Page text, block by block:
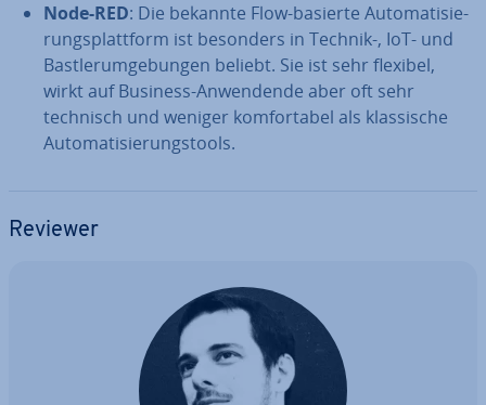
Node-RED: Die bekannte Flow-basierte Au­to­ma­ti­sie­
rungs­platt­form ist besonders in Technik-, IoT- und
Bast­ler­um­ge­bun­gen beliebt. Sie ist sehr flexibel,
wirkt auf Business-An­wen­den­de aber oft sehr
technisch und weniger kom­for­ta­bel als klas­si­sche
Au­to­ma­ti­sie­rungs­tools.
Reviewer